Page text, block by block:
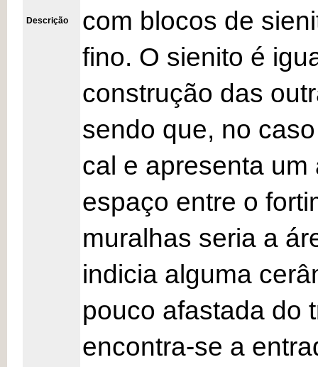
Descrição
com blocos de
fino. O sienito é
construção das
sendo que, no
cal e apresenta um
espaço entre o
muralhas seria a
indicia alguma
pouco afastada do
encontra-se a